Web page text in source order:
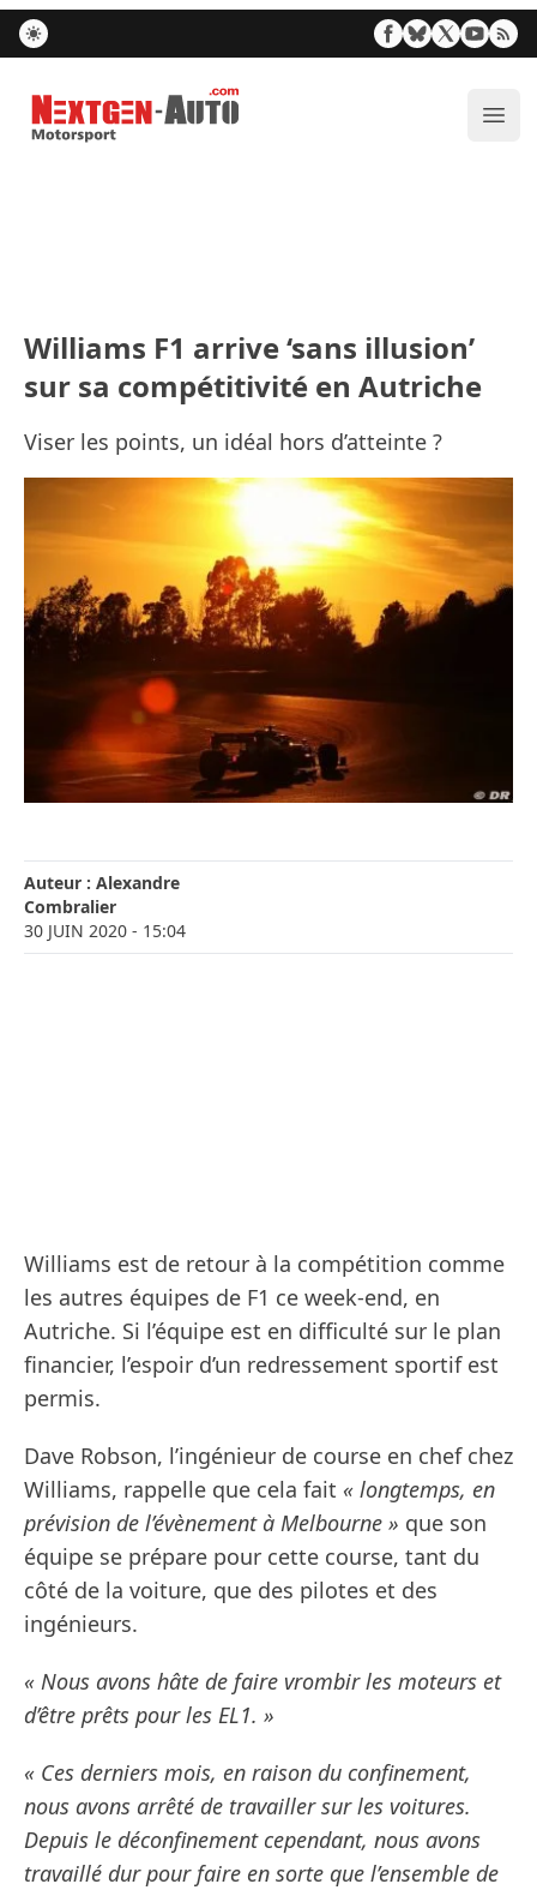
Nextgen-Auto.com
Williams F1 arrive ‘sans illusion’
sur sa compétitivité en Autriche
Viser les points, un idéal hors d’atteinte ?
Auteur : Alexandre
Combralier
30 JUIN 2020 - 15:04
Williams est de retour à la compétition comme
les autres équipes de F1 ce week-end, en
Autriche. Si l’équipe est en difficulté sur le plan
financier, l’espoir d’un redressement sportif est
permis.
Dave Robson, l’ingénieur de course en chef chez
Williams, rappelle que cela fait « longtemps, en
prévision de l’évènement à Melbourne » que son
équipe se prépare pour cette course, tant du
côté de la voiture, que des pilotes et des
ingénieurs.
« Nous avons hâte de faire vrombir les moteurs et
d’être prêts pour les EL1. »
« Ces derniers mois, en raison du confinement,
nous avons arrêté de travailler sur les voitures.
Depuis le déconfinement cependant, nous avons
travaillé dur pour faire en sorte que l’ensemble de